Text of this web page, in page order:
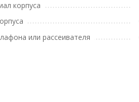
корпуса
или рассеивателя